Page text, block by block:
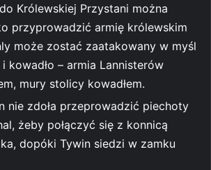
Królewskiej Przystani można
przyprowadzić armię królewskim
może zostać zaatakowany w myśl
i kowadło – armia Lannisterów
mury stolicy kowadłem.
nie zdoła przeprowadzić piechoty
żeby połączyć się z konnicą
dopóki Tywin siedzi w zamku